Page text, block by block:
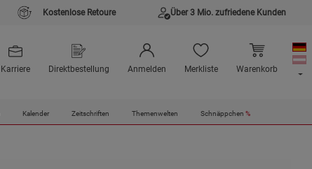
Kostenlose Retoure Über 3 Mio. zufriedene Kunden
Karriere Direktbestellung Anmelden Merkliste Warenkorb
Kalender Zeitschriften Themenwelten Schnäppchen %